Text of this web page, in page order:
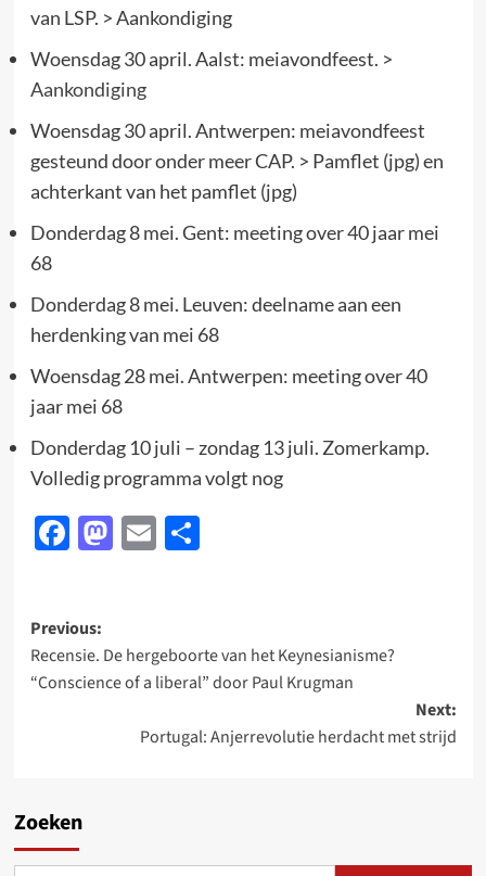
van LSP. > Aankondiging
Woensdag 30 april. Aalst: meiavondfeest. >
Aankondiging
Woensdag 30 april. Antwerpen: meiavondfeest
gesteund door onder meer CAP. > Pamflet (jpg) en
achterkant van het pamflet (jpg)
Donderdag 8 mei. Gent: meeting over 40 jaar mei
68
Donderdag 8 mei. Leuven: deelname aan een
herdenking van mei 68
Woensdag 28 mei. Antwerpen: meeting over 40
jaar mei 68
Donderdag 10 juli – zondag 13 juli. Zomerkamp.
Volledig programma volgt nog
Facebook
Mastodon
EmailDelen
Post
navigation
Previous:
Recensie. De hergeboorte van het Keynesianisme?
“Conscience of a liberal” door Paul Krugman
Next:
Portugal: Anjerrevolutie herdacht met strijd
Zoeken